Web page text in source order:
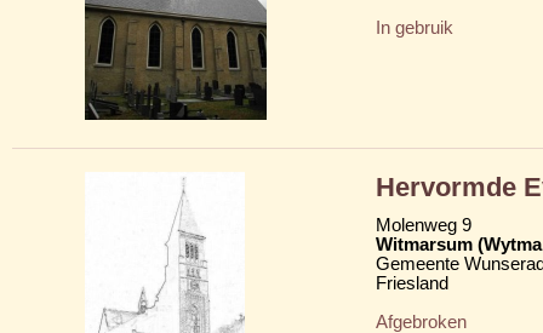
In gebruik
Hervormde
Molenweg 9
Witmarsum
Gemeente
Friesland
Afgebroken